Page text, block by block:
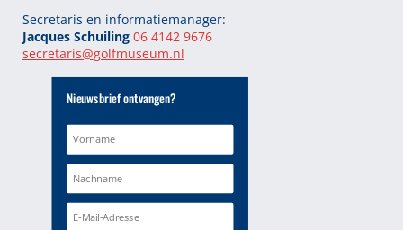
Secretaris en informatiemanager:
Jacques Schuiling 06 4142 9676
secretaris@golfmuseum.nl
Nieuwsbrief ontvangen?